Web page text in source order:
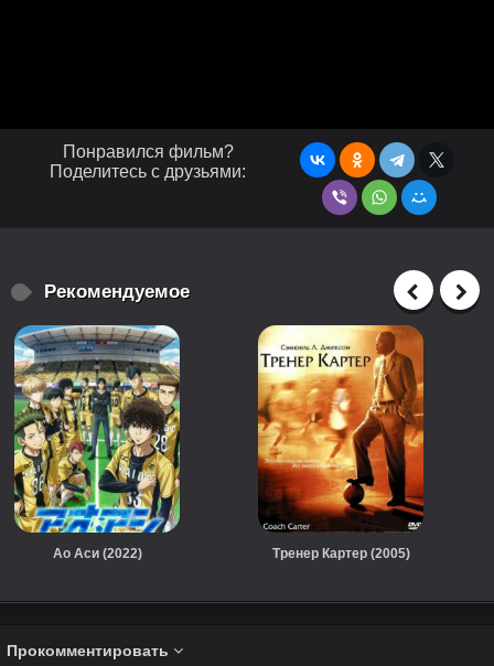
Понравился фильм?
Поделитесь с друзьями:
Рекомендуемое
Ао Аси (2022) Тренер Картер (2005)
Прокомментировать